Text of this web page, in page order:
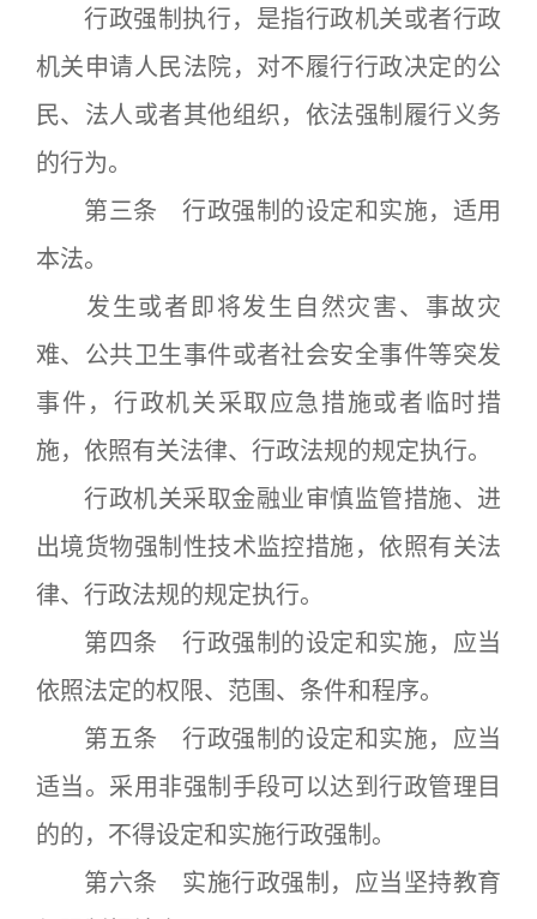
行政强制执行，是指行政机关或者行政
机关申请人民法院，对不履行行政决定的公
民、法人或者其他组织，依法强制履行义务
的行为。
第三条 行政强制的设定和实施，适用
本法。
发生或者即将发生自然灾害、事故灾
难、公共卫生事件或者社会安全事件等突发
事件，行政机关采取应急措施或者临时措
施，依照有关法律、行政法规的规定执行。
行政机关采取金融业审慎监管措施、进
出境货物强制性技术监控措施，依照有关法
律、行政法规的规定执行。
第四条 行政强制的设定和实施，应当
依照法定的权限、范围、条件和程序。
第五条 行政强制的设定和实施，应当
适当。采用非强制手段可以达到行政管理目
的的，不得设定和实施行政强制。
第六条 实施行政强制，应当坚持教育